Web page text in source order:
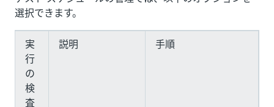
選択できます。
実
行
の
検
査
説明 手順